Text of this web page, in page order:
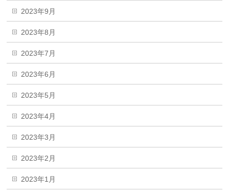
2023年9月
2023年8月
2023年7月
2023年6月
2023年5月
2023年4月
2023年3月
2023年2月
2023年1月